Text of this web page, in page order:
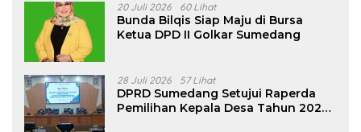
20 Juli 2026 60 Lihat
Bunda Bilqis Siap Maju di Bursa
Ketua DPD II Golkar Sumedang
28 Juli 2026 57 Lihat
DPRD Sumedang Setujui Raperda
Pemilihan Kepala Desa Tahun 2026